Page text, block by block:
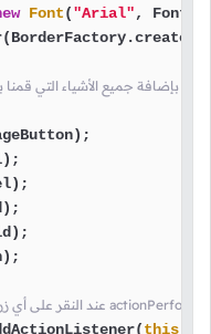
Font("Arial",
قمنا بإضافة جميع الأشياء التي قمنا
this